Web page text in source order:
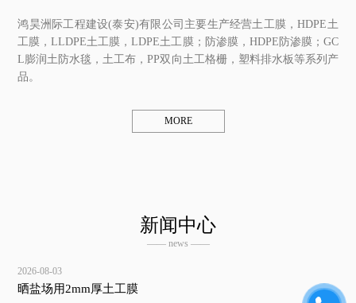
鸿昊洲际工程建设(泰安)有限公司 主要生产经营土工膜，HDPE土
工膜，LLDPE土工膜，LDPE土工膜；防渗膜，HDPE防渗膜；GC
L膨润土防水毯，土工布，PP双向土工格栅，塑料排水板等系列产
品。
MORE
新闻中心
—— news ——
2026-08-03
晒盐场用2mm厚土工膜